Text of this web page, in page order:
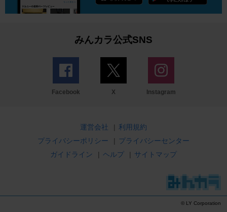
みんカラ公式SNS
Facebook X Instagram
運営会社 | 利用規約
プライバシーポリシー
| プライバシーセンター
ガイドライン
| ヘルプ | サイトマップ
© LY Corporation